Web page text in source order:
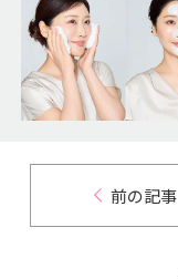
前の記事